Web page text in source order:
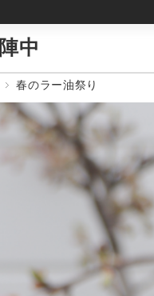
陣中
春のラー油祭り